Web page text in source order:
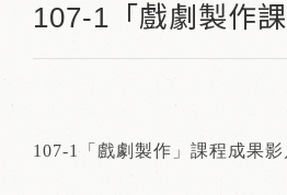
107-1「戲劇製作
107-1「戲劇製作」課程成果影